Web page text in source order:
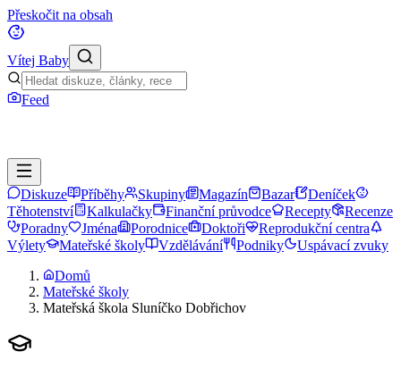
Přeskočit na obsah
Vítej Baby
Feed
Diskuze Příběhy Skupiny Magazín Bazar
Deníček
Těhotenství
Kalkulačky Finanční průvodce Recepty
Recenze
Poradny
Jména Porodnice Doktoři
Reprodukční centra
Výlety
Mateřské školy Vzdělávání Podniky
Uspávací zvuky
Domů
Mateřské školy
Mateřská škola Sluníčko Dobřichov